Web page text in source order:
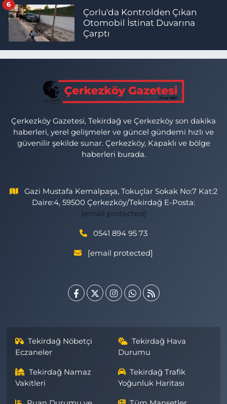
Çorlu'da Kontrolden Çıkan
Otomobil İstinat Duvarına
Çarptı
6
Çerkezköy Gazetesi, Tekirdağ ve Çerkezköy son dakika
haberleri, yerel gelişmeler ve güncel gündemi hızlı ve
güvenilir şekilde sunar. Çerkezköy, Kapaklı ve bölge
haberleri burada.
Gazi Mustafa Kemalpaşa, Tokuçlar Sokak No:7 Kat:2
Daire:4, 59500 Çerkezköy/Tekirdağ E-Posta:
[email protected]
0541 894 95 73
[email protected]
Tekirdağ Nöbetçi
Eczaneler
Tekirdağ Hava
Durumu
Tekirdağ Namaz
Vakitleri
Tekirdağ Trafik
Yoğunluk Haritası